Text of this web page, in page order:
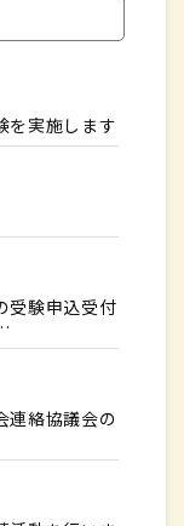
を実施します
受験申込受付
連絡協議会の